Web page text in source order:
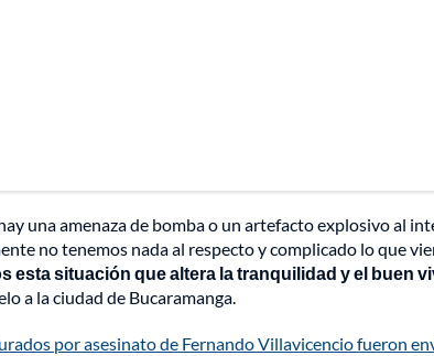
una amenaza de bomba o un artefacto explosivo al
no tenemos nada al respecto y complicado lo que
esta situación que altera la tranquilidad y el buen
a la ciudad de Bucaramanga.
por asesinato de Fernando Villavicencio fueron